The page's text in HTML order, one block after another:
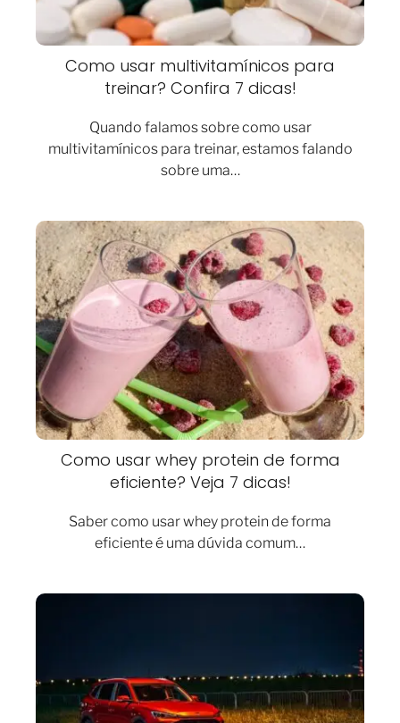
Como usar multivitamínicos para
treinar? Confira 7 dicas!
Quando falamos sobre como usar
multivitamínicos para treinar, estamos falando
sobre uma…
Como usar whey protein de forma
eficiente? Veja 7 dicas!
Saber como usar whey protein de forma
eficiente é uma dúvida comum…